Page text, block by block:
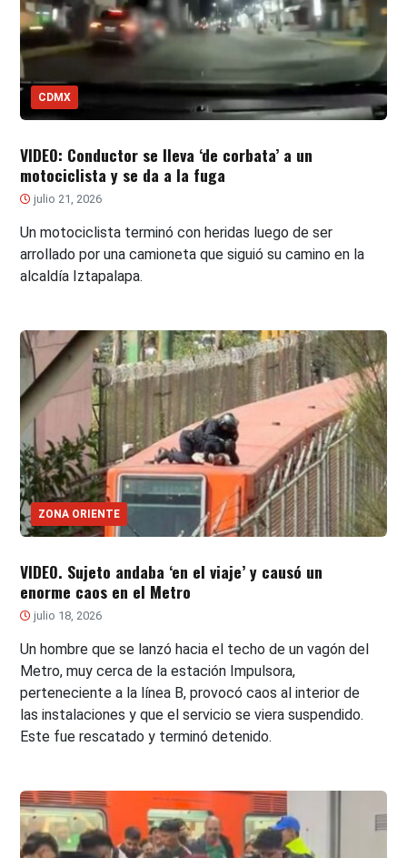
CDMX
VIDEO: Conductor se lleva ‘de corbata’ a un
motociclista y se da a la fuga
julio 21, 2026
Un motociclista terminó con heridas luego de ser
arrollado por una camioneta que siguió su camino en la
alcaldía Iztapalapa.
ZONA ORIENTE
VIDEO. Sujeto andaba ‘en el viaje’ y causó un
enorme caos en el Metro
julio 18, 2026
Un hombre que se lanzó hacia el techo de un vagón del
Metro, muy cerca de la estación Impulsora,
perteneciente a la línea B, provocó caos al interior de
las instalaciones y que el servicio se viera suspendido.
Este fue rescatado y terminó detenido.